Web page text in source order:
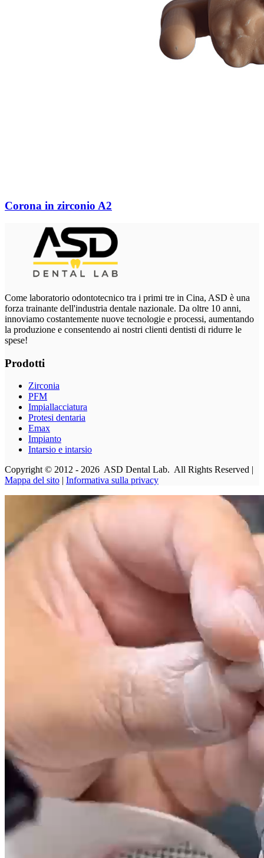
Corona in zirconio A2
Come laboratorio odontotecnico tra i primi tre in Cina, ASD è una
forza trainante dell'industria dentale nazionale. Da oltre 10 anni,
innoviamo costantemente nuove tecnologie e processi, aumentando
la produzione e consentendo ai nostri clienti dentisti di ridurre le
spese!
Prodotti
Zirconia
PFM
Impiallacciatura
Protesi dentaria
Emax
Impianto
Intarsio e intarsio
Copyright © 2012 - 2026 ASD Dental Lab. All Rights Reserved |
Mappa del sito | Informativa sulla privacy